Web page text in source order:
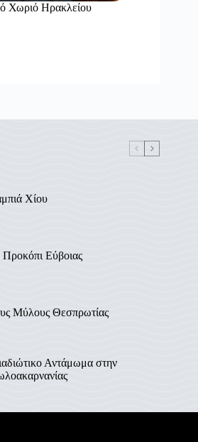
Χωριό Ηρακλείου
Χίου
Εύβοιας
Μύλους Θεσπρωτίας
Αντάμωμα στην